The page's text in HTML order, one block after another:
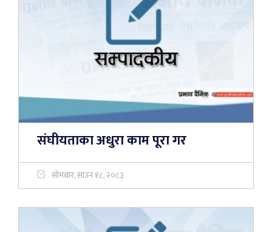
संघीयताका अधुरा काम पूरा गर
सोमबार, साउन १८, २०८३